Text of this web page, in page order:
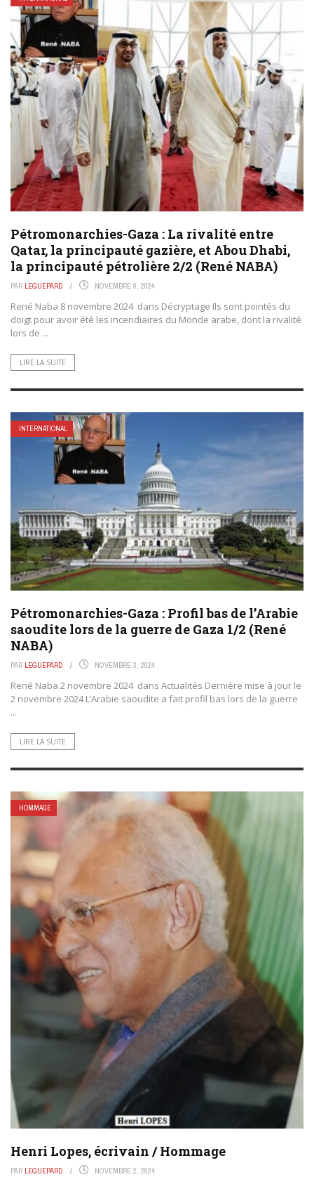
Pétromonarchies-Gaza : La rivalité entre
Qatar, la principauté gazière, et Abou Dhabi,
la principauté pétrolière 2/2 (René NABA)
PAR LEGUEPARD NOVEMBRE 9, 2024
René Naba 8 novembre 2024 dans Décryptage Ils sont pointés du
doigt pour avoir été les incendiaires du Monde arabe, dont la rivalité
lors de ...
LIRE LA SUITE
INTERNATIONAL
Pétromonarchies-Gaza : Profil bas de l’Arabie
saoudite lors de la guerre de Gaza 1/2 (René
NABA)
PAR LEGUEPARD NOVEMBRE 3, 2024
René Naba 2 novembre 2024 dans Actualités Dernière mise à jour le
2 novembre 2024 L’Arabie saoudite a fait profil bas lors de la guerre
...
LIRE LA SUITE
HOMMAGE
Henri Lopes, écrivain / Hommage
PAR LEGUEPARD NOVEMBRE 2, 2024